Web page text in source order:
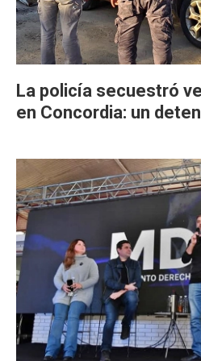
La policía secuestró
en Concordia: un